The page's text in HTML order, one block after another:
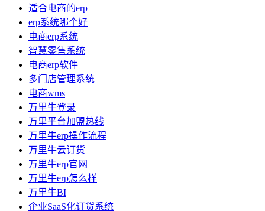
适合电商的erp
erp系统哪个好
电商erp系统
智慧零售系统
电商erp软件
多门店管理系统
电商wms
万里牛登录
万里平台加盟热线
万里牛erp操作流程
万里牛云订货
万里牛erp官网
万里牛erp怎么样
万里牛BI
企业SaaS化订货系统